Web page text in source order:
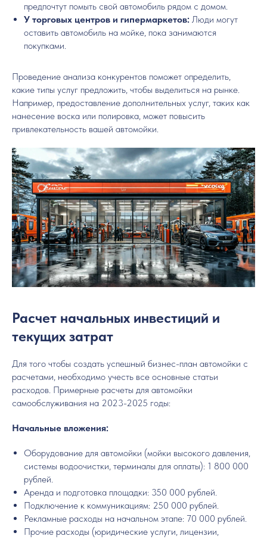
предпочтут помыть свой автомобиль рядом с домом.
У торговых центров и гипермаркетов: Люди могут
оставить автомобиль на мойке, пока занимаются
покупками.
Проведение анализа конкурентов поможет определить,
какие типы услуг предложить, чтобы выделиться на рынке.
Например, предоставление дополнительных услуг, таких как
нанесение воска или полировка, может повысить
привлекательность вашей автомойки.
Расчет начальных инвестиций и
текущих затрат
Для того чтобы создать успешный бизнес-план автомойки с
расчетами, необходимо учесть все основные статьи
расходов. Примерные расчеты для автомойки
самообслуживания на 2023-2025 годы:
Начальные вложения:
Оборудование для автомойки (мойки высокого давления,
системы водоочистки, терминалы для оплаты): 1 800 000
рублей.
Аренда и подготовка площадки: 350 000 рублей.
Подключение к коммуникациям: 250 000 рублей.
Рекламные расходы на начальном этапе: 70 000 рублей.
Прочие расходы (юридические услуги, лицензии,